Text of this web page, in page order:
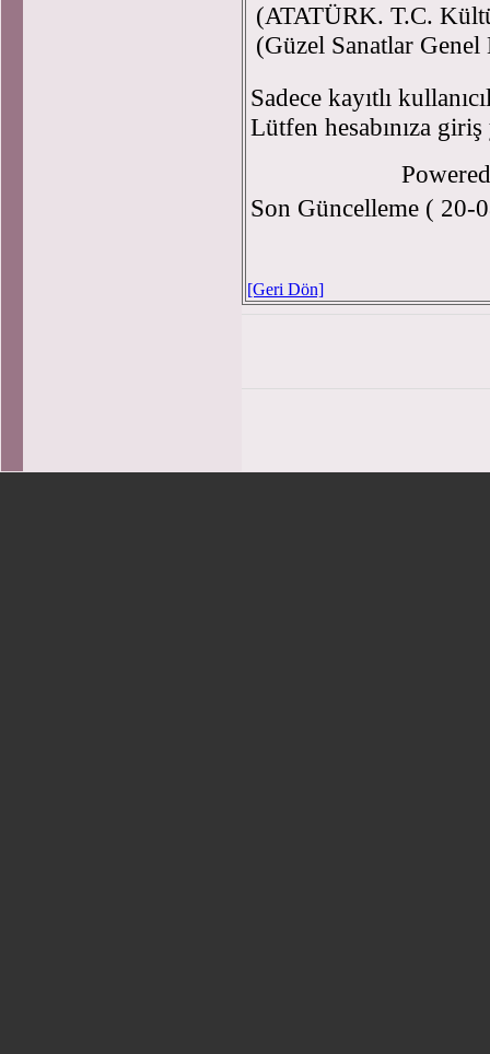
(ATATÜRK. T.C.
(Güzel Sanatlar
Sadece kayıtlı
Lütfen hesabınıza
Son Güncelleme ( 20-
[Geri Dön]